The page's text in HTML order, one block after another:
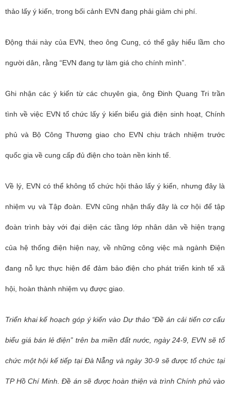
thảo lấy ý kiến, trong bối cảnh EVN đang phải giảm chi phí.
Động thái này của EVN, theo ông Cung, có thể gây hiểu lầm cho
người dân, rằng “EVN đang tự làm giá cho chính mình”.
Ghi nhận các ý kiến từ các chuyên gia, ông Đinh Quang Tri trần
tình về việc EVN tổ chức lấy ý kiến biểu giá điện sinh hoạt, Chính
phủ và Bộ Công Thương giao cho EVN chịu trách nhiệm trước
quốc gia về cung cấp đủ điện cho toàn nền kinh tế.
Về lý, EVN có thể không tổ chức hội thảo lấy ý kiến, nhưng đây là
nhiệm vụ và Tập đoàn. EVN cũng nhận thấy đây là cơ hội để tập
đoàn trình bày với đại diện các tầng lớp nhân dân về hiện trạng
của hệ thống điện hiện nay, về những công việc mà ngành Điện
đang nỗ lực thực hiện để đảm bảo điện cho phát triển kinh tế xã
hội, hoàn thành nhiệm vụ được giao.
Triển khai kế hoạch góp ý kiến vào Dự thảo “Đề án cải tiến cơ cấu
biểu giá bán lẻ điện” trên ba miền đất nước, ngày 24-9, EVN sẽ tổ
chức một hội kế tiếp tại Đà Nẵng và ngày 30-9 sẽ được tổ chức tại
TP Hồ Chí Minh. Đề án sẽ được hoàn thiện và trình Chính phủ vào